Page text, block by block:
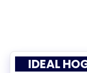
IDEAL